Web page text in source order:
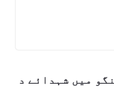
میں شہدائے د